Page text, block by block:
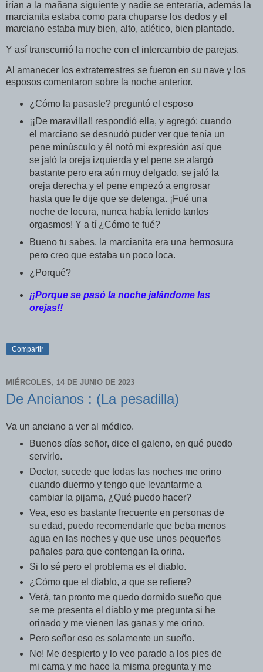
irían a la mañana siguiente y nadie se enteraría, además la
marcianita estaba como para chuparse los dedos y el
marciano estaba muy bien, alto, atlético, bien plantado.
Y así transcurrió la noche con el intercambio de parejas.
Al amanecer los extraterrestres se fueron en su nave y los
esposos comentaron sobre la noche anterior.
¿Cómo la pasaste? preguntó el esposo
¡¡De maravilla!! respondió ella, y agregó: cuando
el marciano se desnudó puder ver que tenía un
pene minúsculo y él notó mi expresión así que
se jaló la oreja izquierda y el pene se alargó
bastante pero era aún muy delgado, se jaló la
oreja derecha y el pene empezó a engrosar
hasta que le dije que se detenga. ¡Fué una
noche de locura, nunca había tenido tantos
orgasmos! Y a tí ¿Cómo te fué?
Bueno tu sabes, la marcianita era una hermosura
pero creo que estaba un poco loca.
¿Porqué?
¡¡Porque se pasó la noche jalándome las
orejas!!
Compartir
MIÉRCOLES, 14 DE JUNIO DE 2023
De Ancianos : (La pesadilla)
Va un anciano a ver al médico.
Buenos días señor, dice el galeno, en qué puedo
servirlo.
Doctor, sucede que todas las noches me orino
cuando duermo y tengo que levantarme a
cambiar la pijama, ¿Qué puedo hacer?
Vea, eso es bastante frecuente en personas de
su edad, puedo recomendarle que beba menos
agua en las noches y que use unos pequeños
pañales para que contengan la orina.
Si lo sé pero el problema es el diablo.
¿Cómo que el diablo, a que se refiere?
Verá, tan pronto me quedo dormido sueño que
se me presenta el diablo y me pregunta si he
orinado y me vienen las ganas y me orino.
Pero señor eso es solamente un sueño.
No! Me despierto y lo veo parado a los pies de
mi cama y me hace la misma pregunta y me